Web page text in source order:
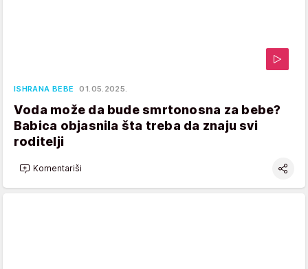
ISHRANA BEBE 01.05.2025.
Voda može da bude smrtonosna za bebe?
Babica objasnila šta treba da znaju svi
roditelji
Komentariši